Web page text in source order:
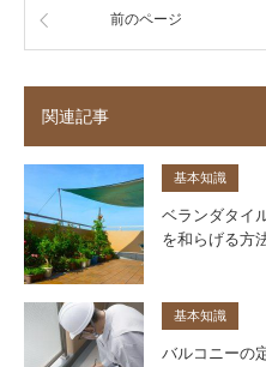
前のページ
関連記事
基本知識
ベランダタイ
を和らげる方
基本知識
バルコニーの